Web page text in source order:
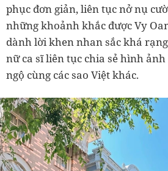
phục đơn giản, liên tục nở nụ
những khoảnh khắc được Vy
dành lời khen nhan sắc khá
nữ ca sĩ liên tục chia sẻ hình
ngộ cùng các sao Việt khác.